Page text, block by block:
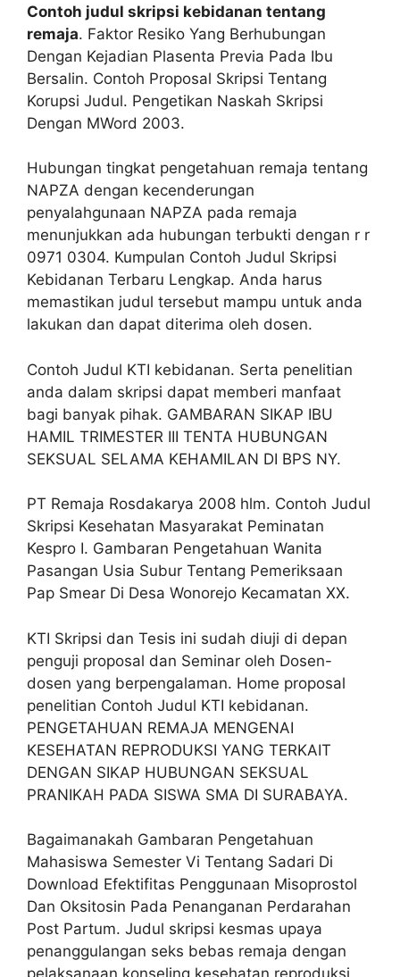
Contoh judul skripsi kebidanan tentang
remaja. Faktor Resiko Yang Berhubungan
Dengan Kejadian Plasenta Previa Pada Ibu
Bersalin. Contoh Proposal Skripsi Tentang
Korupsi Judul. Pengetikan Naskah Skripsi
Dengan MWord 2003.
Hubungan tingkat pengetahuan remaja tentang
NAPZA dengan kecenderungan
penyalahgunaan NAPZA pada remaja
menunjukkan ada hubungan terbukti dengan r r
0971 0304. Kumpulan Contoh Judul Skripsi
Kebidanan Terbaru Lengkap. Anda harus
memastikan judul tersebut mampu untuk anda
lakukan dan dapat diterima oleh dosen.
Contoh Judul KTI kebidanan. Serta penelitian
anda dalam skripsi dapat memberi manfaat
bagi banyak pihak. GAMBARAN SIKAP IBU
HAMIL TRIMESTER III TENTA HUBUNGAN
SEKSUAL SELAMA KEHAMILAN DI BPS NY.
PT Remaja Rosdakarya 2008 hlm. Contoh Judul
Skripsi Kesehatan Masyarakat Peminatan
Kespro I. Gambaran Pengetahuan Wanita
Pasangan Usia Subur Tentang Pemeriksaan
Pap Smear Di Desa Wonorejo Kecamatan XX.
KTI Skripsi dan Tesis ini sudah diuji di depan
penguji proposal dan Seminar oleh Dosen-
dosen yang berpengalaman. Home proposal
penelitian Contoh Judul KTI kebidanan.
PENGETAHUAN REMAJA MENGENAI
KESEHATAN REPRODUKSI YANG TERKAIT
DENGAN SIKAP HUBUNGAN SEKSUAL
PRANIKAH PADA SISWA SMA DI SURABAYA.
Bagaimanakah Gambaran Pengetahuan
Mahasiswa Semester Vi Tentang Sadari Di
Download Efektifitas Penggunaan Misoprostol
Dan Oksitosin Pada Penanganan Perdarahan
Post Partum. Judul skripsi kesmas upaya
penanggulangan seks bebas remaja dengan